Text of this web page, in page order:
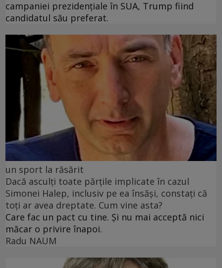
campaniei prezidențiale în SUA, Trump fiind
candidatul său preferat.
un sport la răsărit
Dacă asculți toate părțile implicate în cazul
Simonei Halep, inclusiv pe ea însăși, constați că
toți ar avea dreptate. Cum vine asta?
Care fac un pact cu tine. Și nu mai acceptă nici
măcar o privire înapoi.
Radu NAUM